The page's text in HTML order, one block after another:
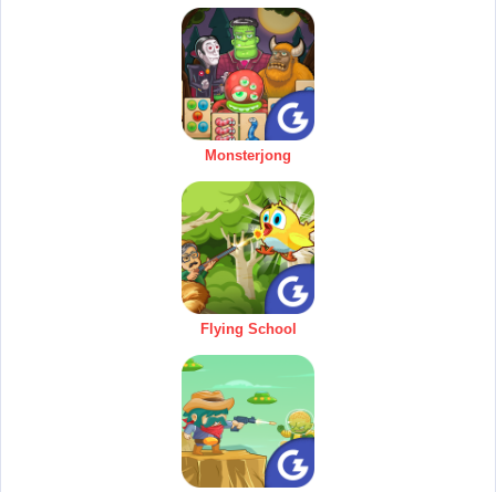
Monsterjong
Flying School